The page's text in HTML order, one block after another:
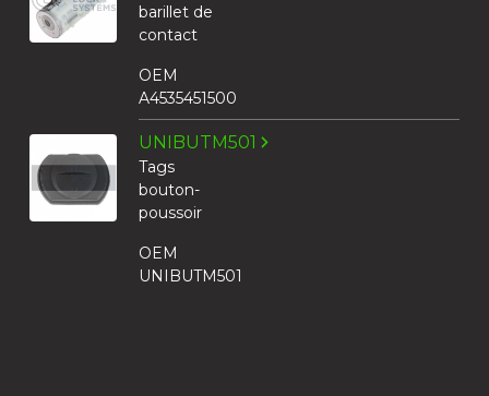
barillet de
contact
OEM
A4535451500
UNIBUTM501
Tags
bouton-
poussoir
OEM
UNIBUTM501